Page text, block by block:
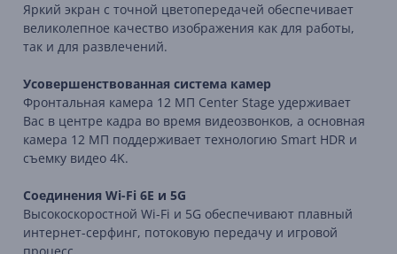
Яркий экран с точной цветопередачей обеспечивает
великолепное качество изображения как для работы,
так и для развлечений.
Усовершенствованная система камер
Фронтальная камера 12 МП Center Stage удерживает
Вас в центре кадра во время видеозвонков, а основная
камера 12 МП поддерживает технологию Smart HDR и
съемку видео 4K.
Соединения Wi-Fi 6E и 5G
Высокоскоростной Wi-Fi и 5G обеспечивают плавный
интернет-серфинг, потоковую передачу и игровой